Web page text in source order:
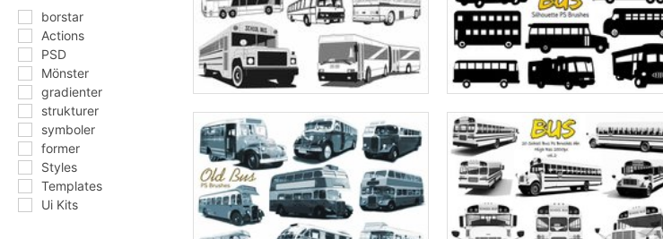
borstar
Actions
PSD
Mönster
gradienter
strukturer
symboler
former
Styles
Templates
Ui Kits